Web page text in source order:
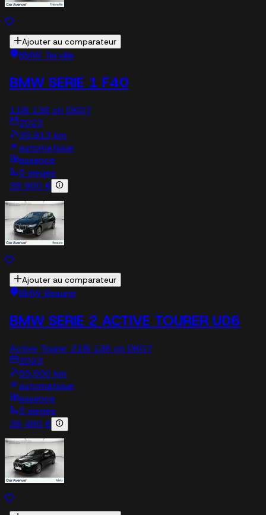
Ajouter au comparateur
BMW Terville
BMW SERIE 1 F40
118i 136 ch DKG7
2023
35,913 km
automatique
essence
5 sieges
28 900 €
Ajouter au comparateur
BMW Beaune
BMW SERIE 2 ACTIVE TOURER U06
Active Tourer 218i 136 ch DKG7
2023
55,000 km
automatique
essence
5 sieges
26 490 €